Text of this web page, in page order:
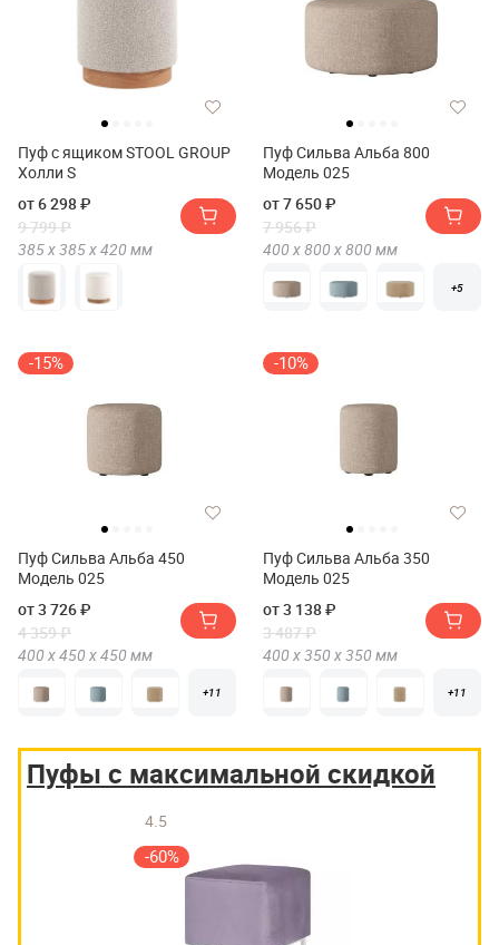
Пуф с ящиком STOOL GROUP
Холли S
от 6 298 ₽
9 799 ₽
385 х385 х420 мм
Пуф Сильва Альба 800
Модель 025
от 7 650 ₽
7 956 ₽
400 х800 х800 мм
+5
-15%
Пуф Сильва Альба 450
Модель 025
от 3 726 ₽
4 359 ₽
400 х450 х450 мм
+11
-10%
Пуф Сильва Альба 350
Модель 025
от 3 138 ₽
3 487 ₽
400 х350 х350 мм
+11
Пуфы с максимальной скидкой
4.5
-60%